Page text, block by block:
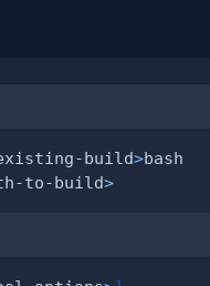
build>
to-build>